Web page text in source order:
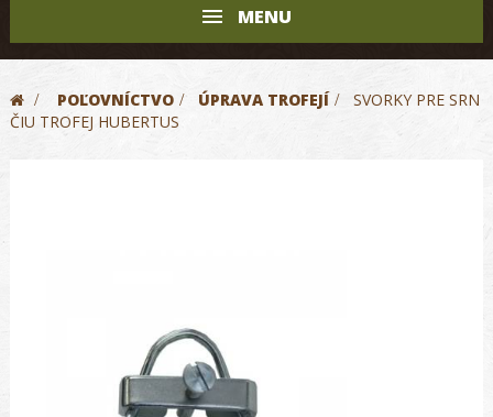
MENU
> POĽOVNÍCTVO > ÚPRAVA TROFEJÍ >
SVORKY PRE SRN
ČIU TROFEJ HUBERTUS